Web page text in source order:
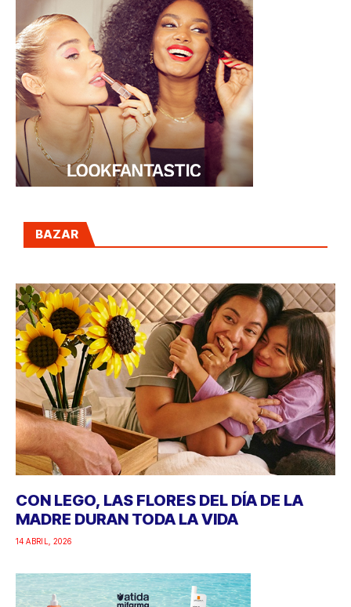
BAZAR
CON LEGO, LAS FLORES DEL DÍA DE LA
MADRE DURAN TODA LA VIDA
14 ABRIL, 2026